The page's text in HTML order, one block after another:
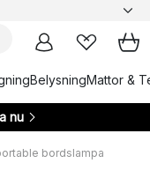
BelysningMattor &
nu
bordslampa